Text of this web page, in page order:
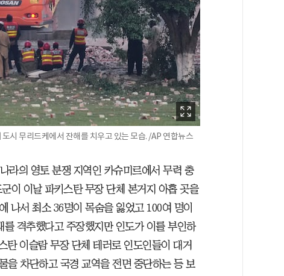
시 무리드케에서 잔해를 치우고 있는 모습. /AP 연합뉴스
라의 영토 분쟁 지역인 카슈미르에서 무력 충
이 이날 파키스탄 무장 단체 본거지 아홉 곳을
나서 최소 36명이 목숨을 잃었고 100여 명이
격추했다고 주장했지만 인도가 이를 부인하
탄 이슬람 무장 단체 테러로 인도인들이 대거
을 차단하고 국경 교역을 전면 중단하는 등 보